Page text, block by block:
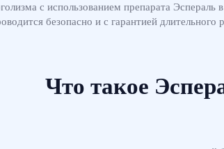
с использованием препарата
безопасно и с гарантией
Что такое